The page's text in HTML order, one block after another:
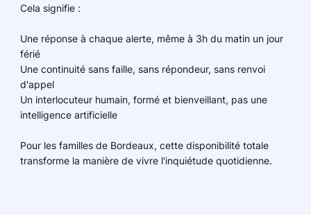
Cela signifie :
Une réponse à chaque alerte, même à 3h du matin un jour
férié
Une continuité sans faille, sans répondeur, sans renvoi
d'appel
Un interlocuteur humain, formé et bienveillant, pas une
intelligence artificielle
Pour les familles de Bordeaux, cette disponibilité totale
transforme la manière de vivre l'inquiétude quotidienne.